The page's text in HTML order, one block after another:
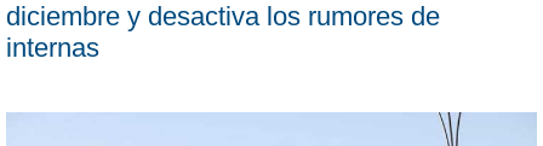
diciembre y desactiva los rumores de
internas